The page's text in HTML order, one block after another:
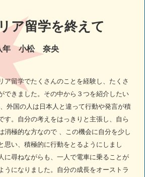
ア留学を終えて
年 小松 奈央
ア留学でたくさんのことを経験し、たくさ
できました。その中から３つを紹介したい
外国の人は日本人と違って行動や発言が積
す。自分の考えをはっきりと主張し、自ら
消極的な方なので 、この機会に自分を少し
思い、積極的に行動をとるようにしまし
に尋ねながらも、一人で電車に乗ることが
うになりました。自分の成長をオーストラ